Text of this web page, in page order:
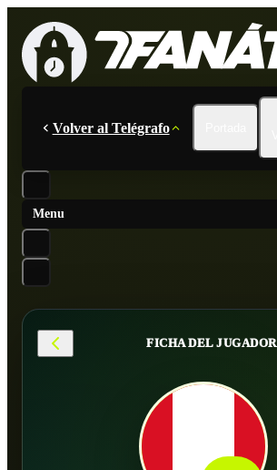
Volver al Telégrafo
Menu
FICHA DEL JUGADOR